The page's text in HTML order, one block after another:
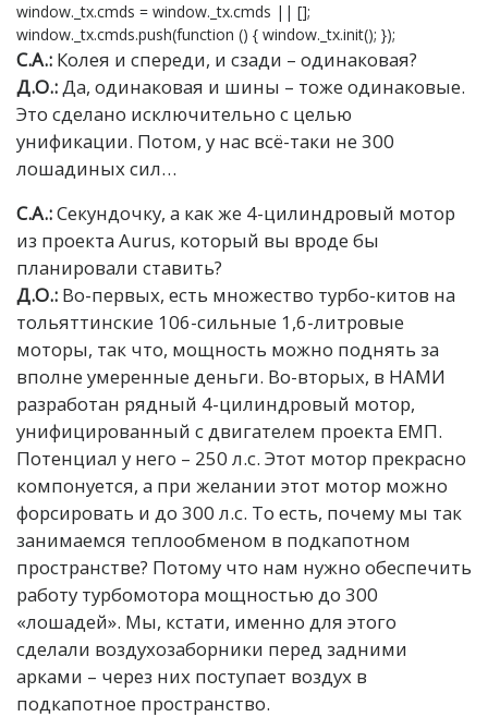
window._tx.cmds = window._tx.cmds || [];
window._tx.cmds.push(function () { window._tx.init(); });
С.А.: Колея и спереди, и сзади – одинаковая?
Д.О.: Да, одинаковая и шины – тоже одинаковые.
Это сделано исключительно с целью
унификации. Потом, у нас всё-таки не 300
лошадиных сил…
С.А.:Секундочку, а как же 4-цилиндровый мотор
из проекта Aurus, который вы вроде бы
планировали ставить?
Д.О.: Во-первых, есть множество турбо-китов на
тольяттинские 106-сильные 1,6-литровые
моторы, так что, мощность можно поднять за
вполне умеренные деньги. Во-вторых, в НАМИ
разработан рядный 4-цилиндровый мотор,
унифицированный с двигателем проекта ЕМП.
Потенциал у него – 250 л.с. Этот мотор прекрасно
компонуется, а при желании этот мотор можно
форсировать и до 300 л.с. То есть, почему мы так
занимаемся теплообменом в подкапотном
пространстве? Потому что нам нужно обеспечить
работу турбомотора мощностью до 300
«лошадей». Мы, кстати, именно для этого
сделали воздухозаборники перед задними
арками – через них поступает воздух в
подкапотное пространство.